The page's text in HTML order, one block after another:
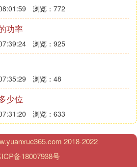
联端口如：
部网络访问权限，在服务器上
务端口；
他关联端口如：
部网络区域访问审计，及时发
浏览：772
功率
浏览：925
浏览：48
少位
浏览：633
2018-2022
备18007938号